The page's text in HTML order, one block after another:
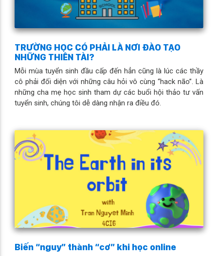
TRƯỜNG HỌC CÓ PHẢI LÀ NƠI ĐÀO TẠO
NHỮNG THIÊN TÀI?
Mỗi mùa tuyển sinh đầu cấp đến hẳn cũng là lúc các thầy
cô phải đối diện với những câu hỏi vô cùng “hack não”. Là
những cha mẹ học sinh tham dự các buổi hội thảo tư vấn
tuyển sinh, chúng tôi dễ dàng nhận ra điều đó.
Biến “nguy” thành “cơ” khi học online